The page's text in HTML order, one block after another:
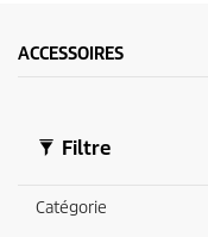
ACCESSOIRES
Filtre
Catégorie